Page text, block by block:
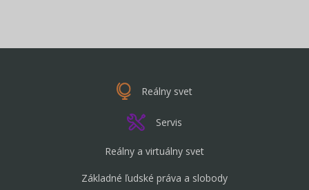
Reálny svet
Servis
Reálny a virtuálny svet
Základné ľudské práva a slobody